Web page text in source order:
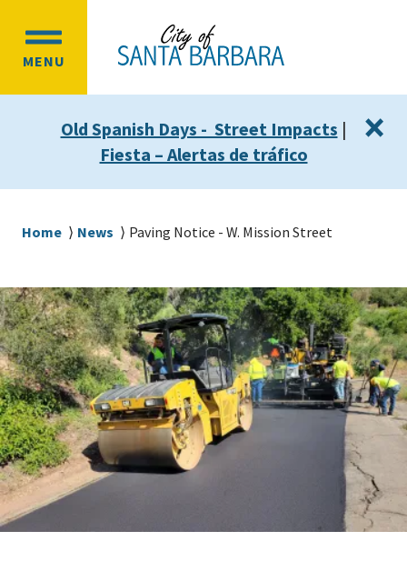
main
content
main
navigation
MENU
OPEN
MENU
Old Spanish Days - Street Impacts |
Fiesta – Alertas de tráfico
×
Breadcrumb
Home News Paving Notice - W. Mission Street